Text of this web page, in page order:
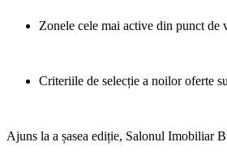
Zonele cele mai active din punct
Criteriile de selecție a noilor oferte
Ajuns la a șasea ediție, Salonul Imobiliar